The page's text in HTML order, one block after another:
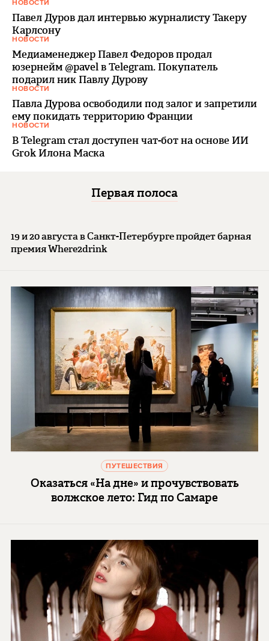
НОВОСТИ
Павел Дуров дал интервью журналисту Такеру
Карлсону
НОВОСТИ
Медиаменеджер Павел Федоров продал
юзернейм @pavel в Telegram. Покупатель
подарил ник Павлу Дурову
НОВОСТИ
Павла Дурова освободили под залог и запретили
ему покидать территорию Франции
НОВОСТИ
В Telegram стал доступен чат-бот на основе ИИ
Grok Илона Маска
Первая полоса
19 и 20 августа в Санкт-Петербурге пройдет барная
премия Where2drink
ПУТЕШЕСТВИЯ
Оказаться «На дне» и прочувствовать
волжское лето: Гид по Самаре